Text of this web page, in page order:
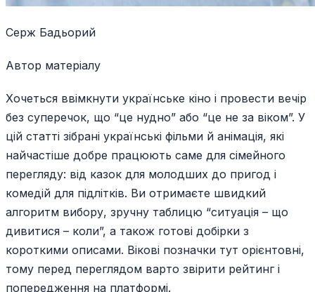
Серж Бадьорий
Автор матеріалу
Хочеться ввімкнути українське кіно і провести вечір
без суперечок, що “це нудно” або “це не за віком”. У
цій статті зібрані українські фільми й анімація, які
найчастіше добре працюють саме для сімейного
перегляду: від казок для молодших до пригод і
комедій для підлітків. Ви отримаєте швидкий
алгоритм вибору, зручну таблицю “ситуація – що
дивитися – коли”, а також готові добірки з
короткими описами. Вікові позначки тут орієнтовні,
тому перед переглядом варто звірити рейтинг і
попередження на платформі.